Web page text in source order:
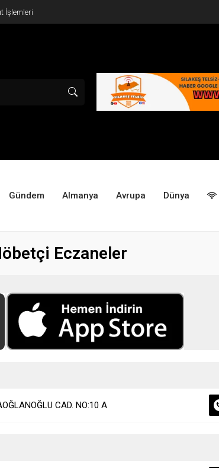
İşlemleri
Gündem Almanya Avrupa Dünya
Eczaneler
CAD. NO:10 A